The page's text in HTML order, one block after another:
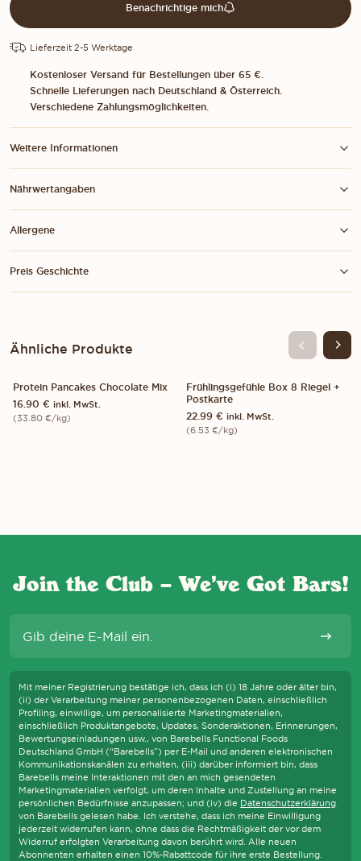
Benachrichtige mich
Lieferzeit 2-5 Werktage
Kostenloser Versand für Bestellungen über 65 €.
Schnelle Lieferungen nach Deutschland & Österreich.
Verschiedene Zahlungsmöglichkeiten.
Weitere Informationen
Nährwertangaben
Allergene
Preis Geschichte
Ähnliche Produkte
1-PACK 500 G
KURZES MHD: 30.08.26
Protein Pancakes Chocolate Mix
16.90 € inkl. MwSt.
(33.80 €/kg)
8-PACK SOLD OUT
Für
Frühlingsgefühle Box 8 Riegel +
Postkarte
22.99 € inkl. MwSt.
(6.53 €/kg)
Join the Club – We’ve Got Bars!
Mit meiner Registrierung bestätige ich, dass ich (i) 18 Jahre oder älter bin,
(ii) der Verarbeitung meiner personenbezogenen Daten, einschließlich
Profiling, einwillige, um personalisierte Marketingmaterialien,
einschließlich Produktangebote, Updates, Sonderaktionen, Erinnerungen,
Bewertungseinladungen usw., von Barebells Functional Foods
Deutschland GmbH (“Barebells”) per E-Mail und anderen elektronischen
Kommunikationskanälen zu erhalten, (iii) darüber informiert bin, dass
Barebells meine Interaktionen mit den an mich gesendeten
Marketingmaterialien verfolgt, um deren Inhalte und Zustellung an meine
persönlichen Bedürfnisse anzupassen; und (iv) die Datenschutzerklärung
von Barebells gelesen habe. Ich verstehe, dass ich meine Einwilligung
jederzeit widerrufen kann, ohne dass die Rechtmäßigkeit der vor dem
Widerruf erfolgten Verarbeitung davon berührt wird. Alle neuen
Abonnenten erhalten einen 10%-Rabattcode für ihre erste Bestellung.
DIE WCAG-RICHTLINIEN EINHALTEN UND UNTERSTÜTZENDE